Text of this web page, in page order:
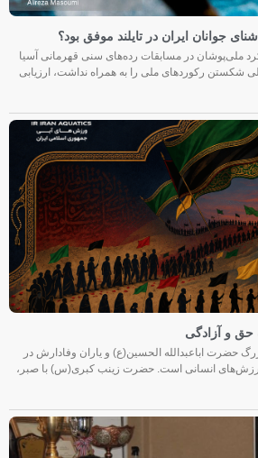
جوانان ایران در تایلند موفق بود؟
ملی‌پوشان در مسابقات رده‌های سنی قهرمانی آسیا
شد ولی شکستن رکوردهای ملی را به همراه نداشت، ارزیابی
حق و آزادگی
حضرت اباعبدالله الحسین(ع) و یاران وفادارش در
انسانی است. حضرت زینب کبری(س) با صبر،